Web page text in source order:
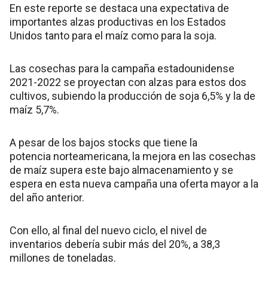
En este reporte se destaca una expectativa de
importantes alzas productivas en los Estados
Unidos tanto para el maíz como para la soja.
Las cosechas para la campaña estadounidense
2021-2022 se proyectan con alzas para estos dos
cultivos, subiendo la producción de soja 6,5% y la de
maíz 5,7%.
A pesar de los bajos stocks que tiene la
potencia norteamericana, la mejora en las cosechas
de maíz supera este bajo almacenamiento y se
espera en esta nueva campaña una oferta mayor a la
del año anterior.
Con ello, al final del nuevo ciclo, el nivel de
inventarios debería subir más del 20%, a 38,3
millones de toneladas.